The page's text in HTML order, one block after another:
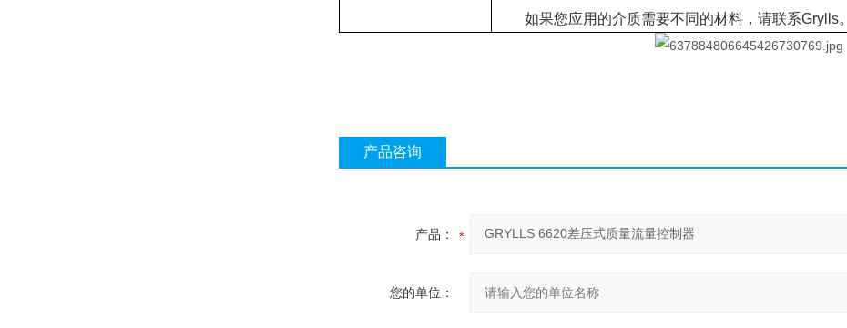
如果您应用的介质需要不同的材料，请联系Grylls。
产品咨询
产品：
您的单位：